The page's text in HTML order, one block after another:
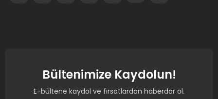
Bültenimize Kaydolun!
E-bültene kaydol ve fırsatlardan haberdar ol.